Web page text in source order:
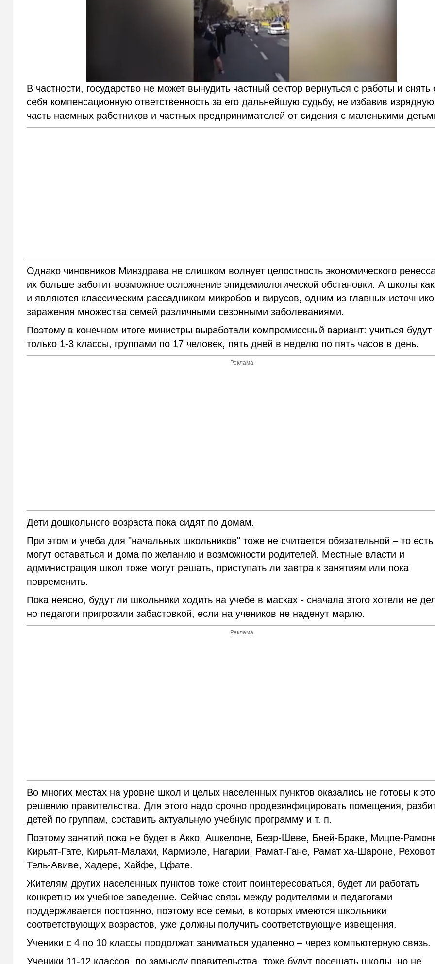
В частности, государство не может вынудить частный сектор вернуться с работы и снять
себя компенсационную ответственность за его дальнейшую судьбу, не избавив изрядную
часть наемных работников и частных предпринимателей от сидения с маленькими
Однако чиновников Минздрава не слишком волнует целостность экономического
их больше заботит возможное осложнение эпидемиологической обстановки. А школы
и являются классическим рассадником микробов и вирусов, одним из главных
заражения множества семей различными сезонными заболеваниями.
Поэтому в конечном итоге министры выработали компромиссный вариант: учиться будут
только 1-3 классы, группами по 17 человек, пять дней в неделю по пять часов в день.
Реклама
Дети дошкольного возраста пока сидят по домам.
При этом и учеба для "начальных школьников" тоже не считается обязательной – то
могут оставаться и дома по желанию и возможности родителей. Местные власти и
администрация школ тоже могут решать, приступать ли завтра к занятиям или пока
повременить.
Пока неясно, будут ли школьники ходить на учебе в масках - сначала этого хотели не
но педагоги пригрозили забастовкой, если на учеников не наденут марлю.
Реклама
Во многих местах на уровне школ и целых населенных пунктов оказались не готовы к
решению правительства. Для этого надо срочно продезинфицировать помещения,
детей по группам, составить актуальную учебную программу и т. п.
Поэтому занятий пока не будет в Акко, Ашкелоне, Беэр-Шеве, Бней-Браке, Мицпе-
Кирьят-Гате, Кирьят-Малахи, Кармиэле, Нагарии, Рамат-Гане, Рамат ха-Шароне,
Тель-Авиве, Хадере, Хайфе, Цфате.
Жителям других населенных пунктов тоже стоит поинтересоваться, будет ли работать
конкретно их учебное заведение. Сейчас связь между родителями и педагогами
поддерживается постоянно, поэтому все семьи, в которых имеются школьники
соответствующих возрастов, уже должны получить соответствующие извещения.
Ученики с 4 по 10 классы продолжат заниматься удаленно – через компьютерную связь.
Ученики 11-12 классов, по замыслу правительства, тоже будут посещать школы, но не